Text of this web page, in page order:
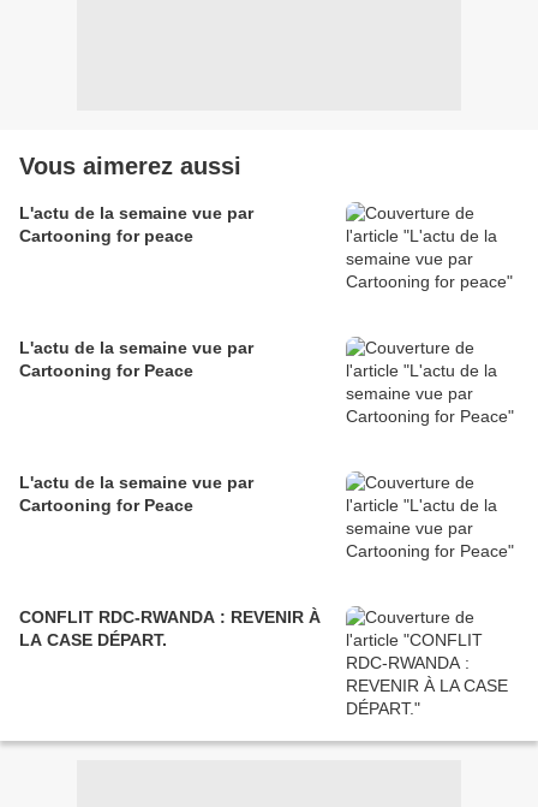
Vous aimerez aussi
L'actu de la semaine vue par
Cartooning for peace
L'actu de la semaine vue par
Cartooning for Peace
L'actu de la semaine vue par
Cartooning for Peace
CONFLIT RDC-RWANDA : REVENIR À
LA CASE DÉPART.